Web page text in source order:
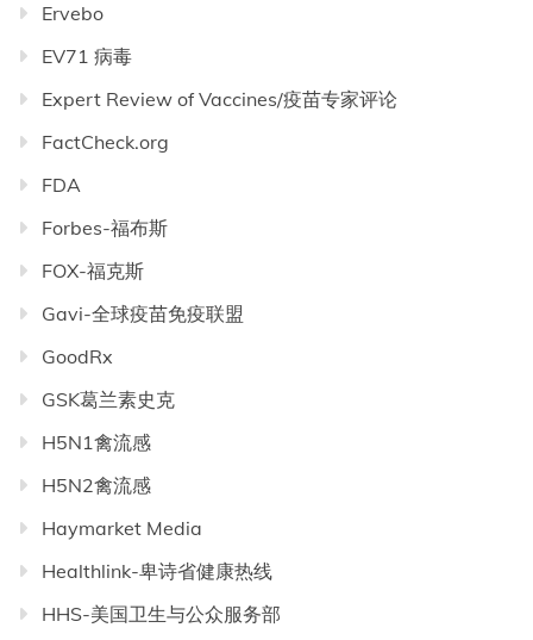
Ervebo
EV71 病毒
Expert Review of Vaccines/疫苗专家评论
FactCheck.org
FDA
Forbes-福布斯
FOX-福克斯
Gavi-全球疫苗免疫联盟
GoodRx
GSK葛兰素史克
H5N1禽流感
H5N2禽流感
Haymarket Media
Healthlink-卑诗省健康热线
HHS-美国卫生与公众服务部